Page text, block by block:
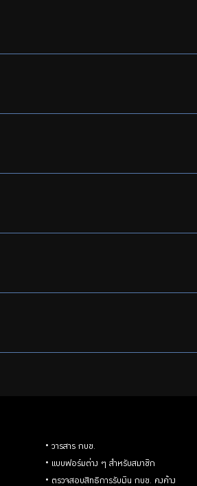
วารสาร กบข.
แบบฟอร์มต่าง ๆ สำหรับสมาชิก
ตรวจสอบสิทธิการรับเงิน กบข. คงค้าง